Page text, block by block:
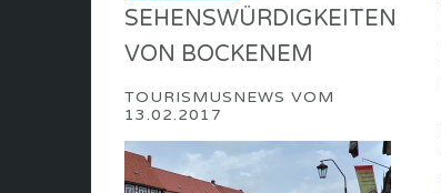
SEHENSWÜRDIGKEITEN
VON BOCKENEM
TOURISMUSNEWS VOM
13.02.2017